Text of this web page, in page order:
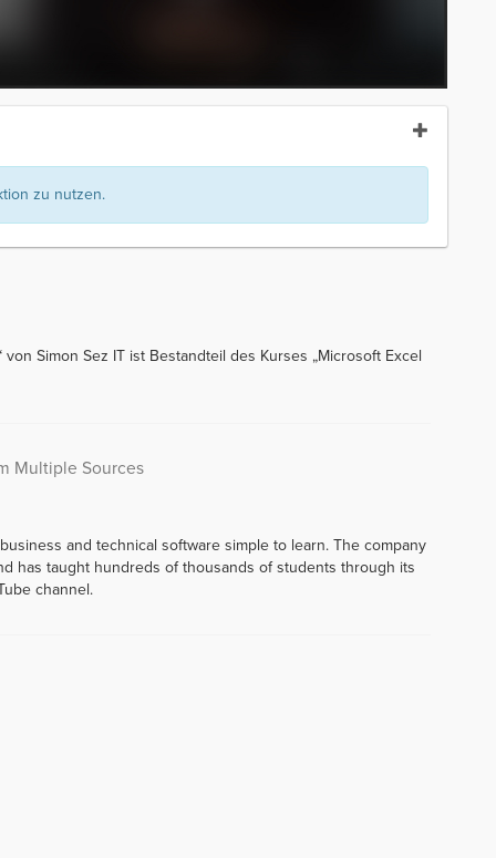
zu nutzen.
Simon Sez IT ist Bestandteil des Kurses „Microsoft Excel
Multiple Sources
and technical software simple to learn. The company
has taught hundreds of thousands of students through its
channel.